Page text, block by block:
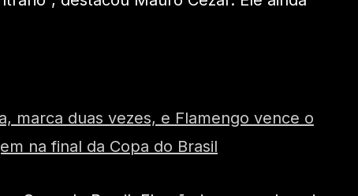
marca duas vezes, e Flamengo vence o
na final da Copa do Brasil